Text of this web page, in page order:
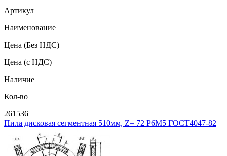
Артикул
Наименование
Цена (Без НДС)
Цена (с НДС)
Наличие
Кол-во
261536
Пила дисковая сегментная 510мм, Z= 72 Р6М5 ГОСТ4047-82